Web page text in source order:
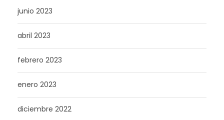
junio 2023
abril 2023
febrero 2023
enero 2023
diciembre 2022